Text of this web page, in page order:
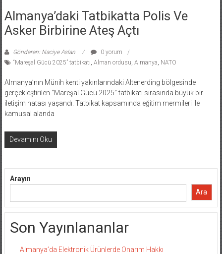
Almanya’daki Tatbikatta Polis Ve
Asker Birbirine Ateş Açtı
Gönderen: Naciye Aslan
0 yorum
“Mareşal Gücü 2025” tatbikatı Alman ordusu Almanya NATO
Almanya’nın Münih kenti yakınlarındaki Altenerding bölgesinde
gerçekleştirilen “Mareşal Gücü 2025” tatbikatı sırasında büyük bir
iletişim hatası yaşandı. Tatbikat kapsamında eğitim mermileri ile
kamusal alanda
Devamını Oku
Arayın
Ara
Son Yayınlananlar
Almanya’da Elektronik Ürünlerde Onarım Hakkı